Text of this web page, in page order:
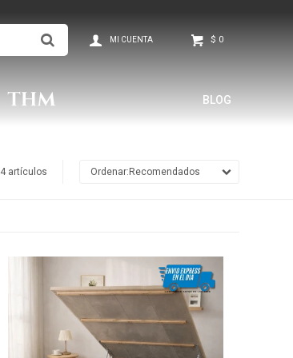
BLOG
$ 0
4 artículos Recomendados